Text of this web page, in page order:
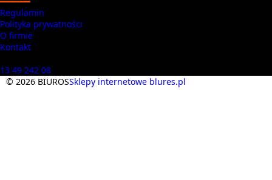
Regulamin
Polityka prywatności
O firmie
Kontakt
13 49 242 08
© 2026 BIUROSSklepy internetowe blures.pl